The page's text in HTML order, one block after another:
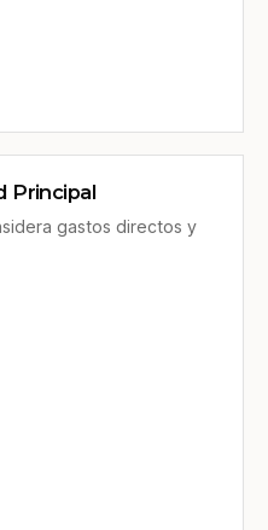
Principal
gastos directos y